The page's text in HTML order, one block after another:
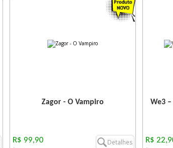
Zagor - O Vampiro
R$ 99,90 Detalhes
We3
R$